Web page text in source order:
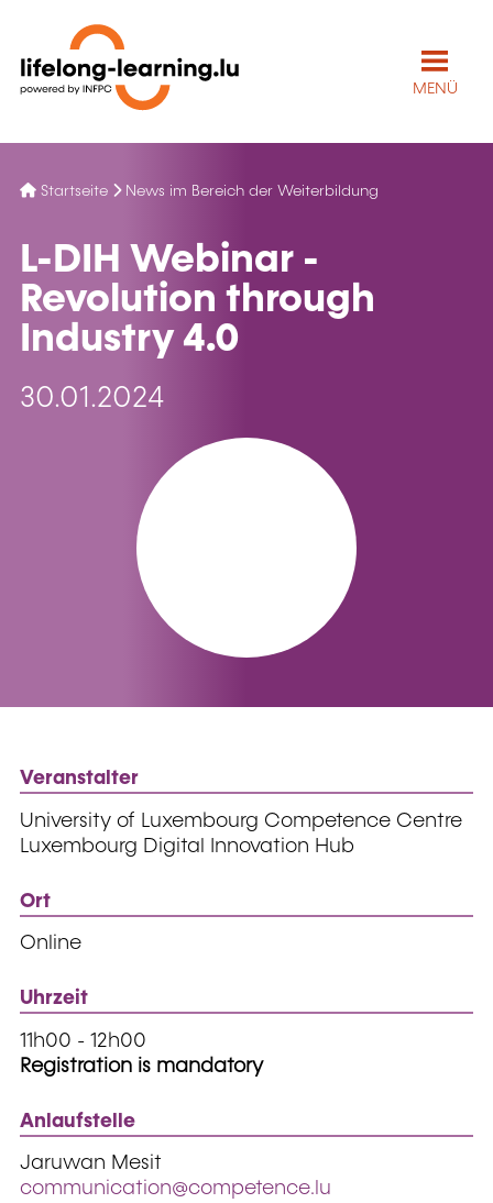
MENÜ
Startseite News im Bereich der Weiterbildung
L-DIH Webinar -
Revolution through
Industry 4.0
30.01.2024
Veranstalter
University of Luxembourg Competence Centre
Luxembourg Digital Innovation Hub
Ort
Online
Uhrzeit
11h00 - 12h00
Registration is mandatory
Anlaufstelle
Jaruwan Mesit
communication@competence.lu